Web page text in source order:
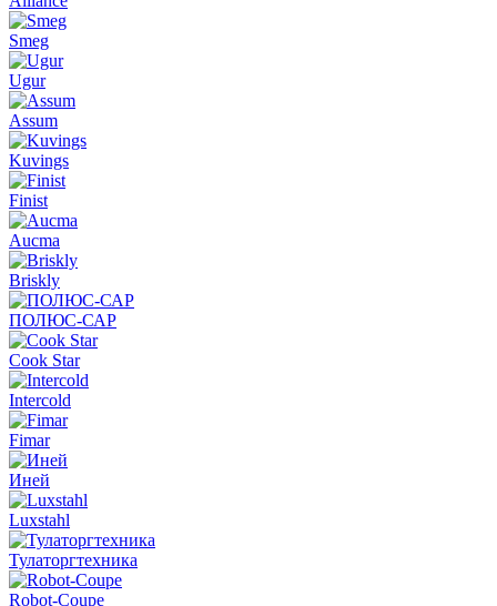
Smeg
Ugur
Assum
Kuvings
Finist
Aucma
Briskly
ПОЛЮС-САР
Cook Star
Intercold
Fimar
Иней
Luxstahl
Тулаторгтехника
Robot-Coupe